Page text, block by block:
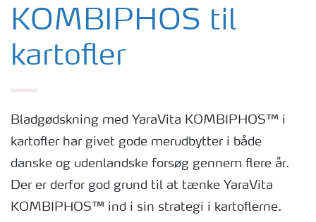
KOMBIPHOS til
kartofler
Bladgødskning med YaraVita KOMBIPHOS™ i
kartofler har givet gode merudbytter i både
danske og udenlandske forsøg gennem flere år.
Der er derfor god grund til at tænke YaraVita
KOMBIPHOS™ ind i sin strategi i kartoflerne.